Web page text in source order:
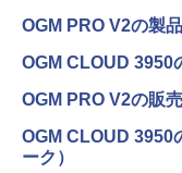
OGM PRO V2の製
OGM CLOUD 3950
OGM PRO V2の販
OGM CLOUD 3950
ーク）